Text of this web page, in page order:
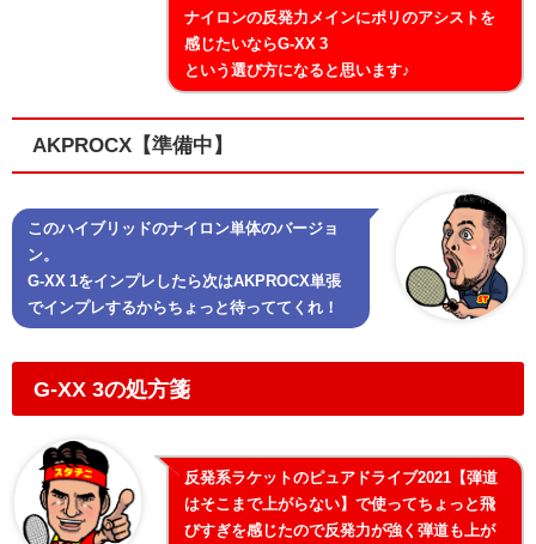
ナイロンの反発力メインにポリのアシストを
感じたいならG-XX 3
という選び方になると思います♪
AKPROCX【準備中】
このハイブリッドのナイロン単体のバージョ
ン。
G-XX 1をインプレしたら次はAKPROCX単張
でインプレするからちょっと待っててくれ！
G-XX 3の処方箋
反発系ラケットのピュアドライブ2021【弾道
はそこまで上がらない】で使ってちょっと飛
びすぎを感じたので反発力が強く弾道も上が